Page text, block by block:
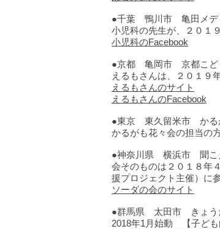
●千葉 鴨川市 亀田メデ
小児科の先生が、２０１
小児科のFacebook
●京都 亀岡市 京都こど
えるもさんは、２０１９
えるもさんのサイト
えるもさんのFacebook
●東京 東久留米市 かる
かるがも花々会の担当の
●神奈川県 横浜市 聞こ
会そのものは２０１８年
援プロジェクト主催）に
ソーダの会のサイト
●群馬県 太田市 きょう
2018年1月始動 【子ども